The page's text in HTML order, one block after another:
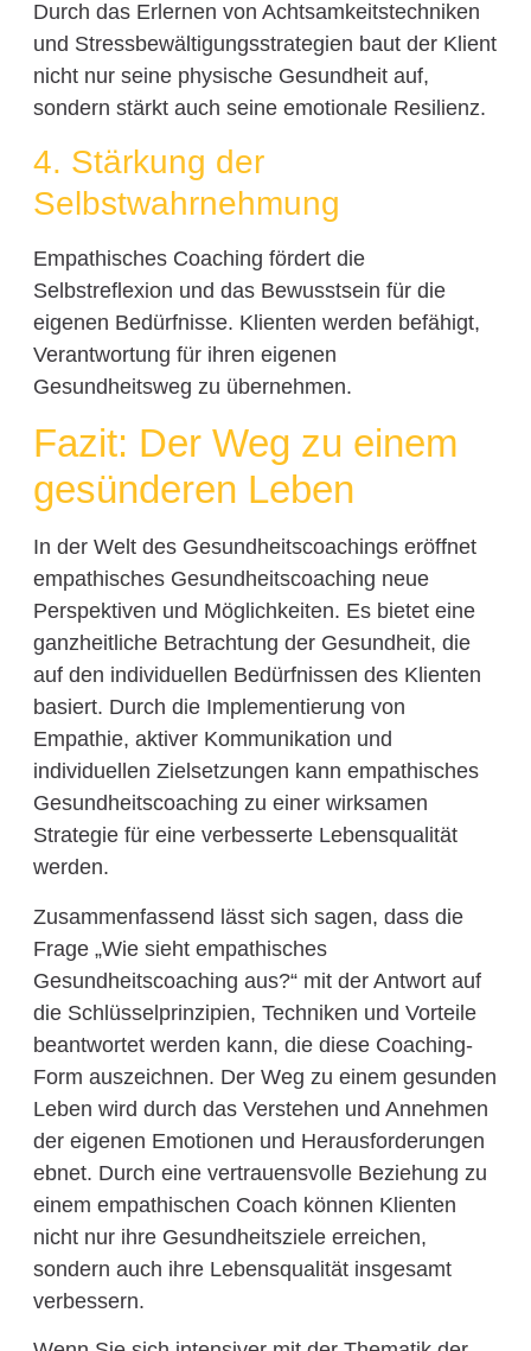
Durch das Erlernen von Achtsamkeitstechniken
und Stressbewältigungsstrategien baut der Klient
nicht nur seine physische Gesundheit auf,
sondern stärkt auch seine emotionale Resilienz.
4. Stärkung der
Selbstwahrnehmung
Empathisches Coaching fördert die
Selbstreflexion und das Bewusstsein für die
eigenen Bedürfnisse. Klienten werden befähigt,
Verantwortung für ihren eigenen
Gesundheitsweg zu übernehmen.
Fazit: Der Weg zu einem
gesünderen Leben
In der Welt des Gesundheitscoachings eröffnet
empathisches Gesundheitscoaching neue
Perspektiven und Möglichkeiten. Es bietet eine
ganzheitliche Betrachtung der Gesundheit, die
auf den individuellen Bedürfnissen des Klienten
basiert. Durch die Implementierung von
Empathie, aktiver Kommunikation und
individuellen Zielsetzungen kann empathisches
Gesundheitscoaching zu einer wirksamen
Strategie für eine verbesserte Lebensqualität
werden.
Zusammenfassend lässt sich sagen, dass die
Frage „Wie sieht empathisches
Gesundheitscoaching aus?“ mit der Antwort auf
die Schlüsselprinzipien, Techniken und Vorteile
beantwortet werden kann, die diese Coaching-
Form auszeichnen. Der Weg zu einem gesunden
Leben wird durch das Verstehen und Annehmen
der eigenen Emotionen und Herausforderungen
ebnet. Durch eine vertrauensvolle Beziehung zu
einem empathischen Coach können Klienten
nicht nur ihre Gesundheitsziele erreichen,
sondern auch ihre Lebensqualität insgesamt
verbessern.